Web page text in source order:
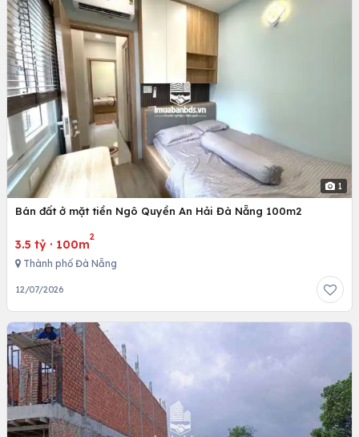
1
Bán đất ở mặt tiền Ngô Quyền An Hải Đà Nẵng 100m2
3.5 tỷ · 100m
2
Thành phố Đà Nẵng
12/07/2026